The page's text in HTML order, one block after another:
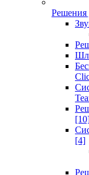
Решения
[4]